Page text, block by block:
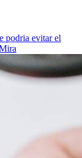
podria evitar el